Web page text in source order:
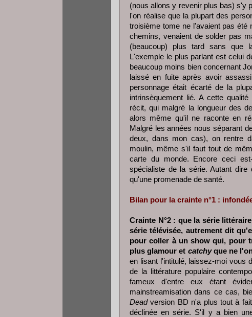
(nous allons y revenir plus bas) s'y
l'on réalise que la plupart des
troisième tome ne l'avaient pas été
chemins, venaient de solder pas
(beaucoup) plus tard sans que
L'exemple le plus parlant est celui
beaucoup moins bien concernant
laissé en fuite après avoir
personnage était écarté de la
intrinsèquement lié. A cette
récit, qui malgré la longueur des
alors même qu'il ne raconte en
Malgré les années nous séparant
deux, dans mon cas), on rentre
moulin, même s'il faut tout de
carte du monde. Encore ceci
spécialiste de la série. Autant
qu'une promenade de santé.
Bilan pour la crainte n°1 :
Crainte N°2 : que la série
série télévisée, autrement dit
pour coller à un show qui, pour
plus glamour et catchyque ne
en lisant l'intitulé, laissez-moi vous
de la littérature populaire
fameux d'entre eux étant
mainstreamisation dans ce cas,
Deadversion BD n'a plus tout à
déclinée en série. S'il y a bien